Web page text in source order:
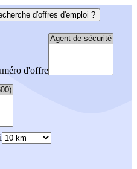
d'offres d'emploi ?
d'offre